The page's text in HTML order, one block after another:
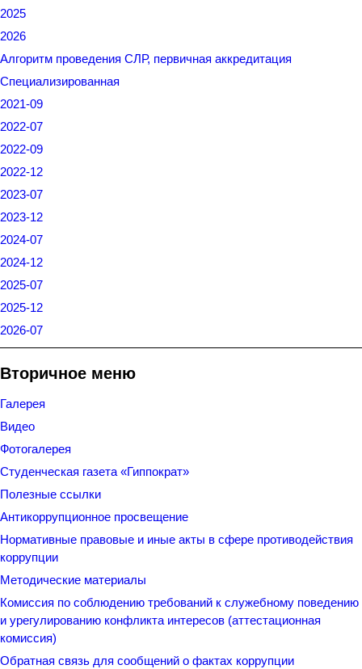
2025
2026
Алгоритм проведения СЛР, первичная аккредитация
Специализированная
2021-09
2022-07
2022-09
2022-12
2023-07
2023-12
2024-07
2024-12
2025-07
2025-12
2026-07
Вторичное меню
Галерея
Видео
Фотогалерея
Студенческая газета «Гиппократ»
Полезные ссылки
Антикоррупционное просвещение
Нормативные правовые и иные акты в сфере противодействия
коррупции
Методические материалы
Комиссия по соблюдению требований к служебному поведению
и урегулированию конфликта интересов (аттестационная
комиссия)
Обратная связь для сообщений о фактах коррупции